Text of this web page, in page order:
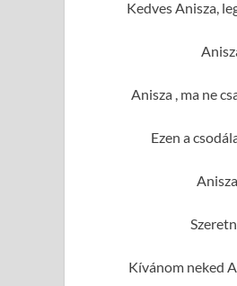
Kedves Anisza,
Anisza , ma ne
Ezen a
Kívánom neked